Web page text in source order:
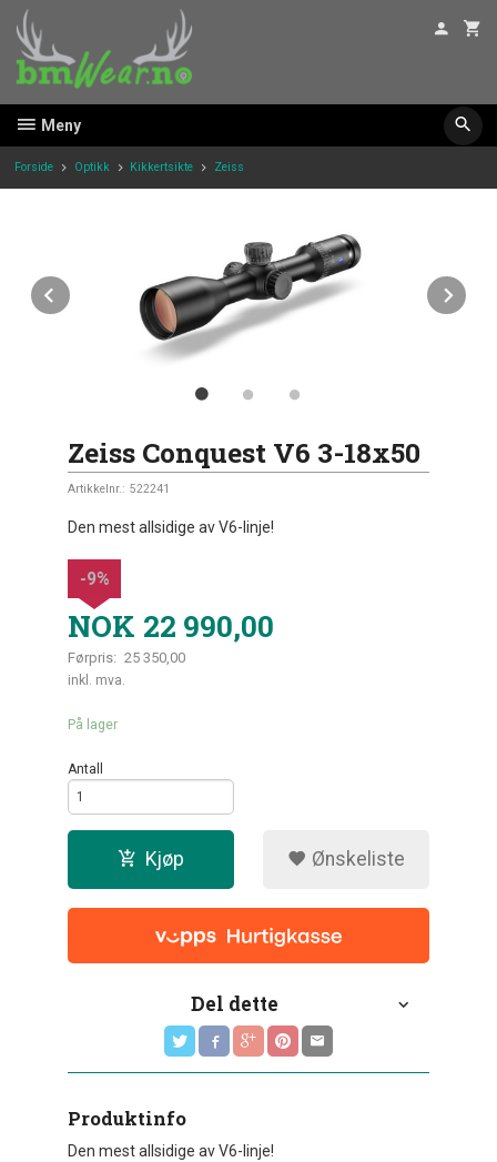
innholdet
Meny
Forside Optikk Kikkertsikte Zeiss
Prev
Zeiss Conquest V6 3-18x50
Artikkelnr.: 522241
Den mest allsidige av V6-linje!
NOK 22 990,00
Førpris: 25 350,00
Rabatt
-9%
inkl. mva.
På lager
Antall
Kjøp Ønskeliste
Del dette
Produktinfo
Den mest allsidige av V6-linje!